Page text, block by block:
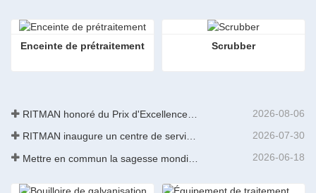
Enceinte de prétraitement Scrubber
2026-08-06
RITMAN inaugure un centre de service client mondial pour améliorer le support complet du cycle de vie des clients dans le monde entier 2026-07-30
2026-06-18